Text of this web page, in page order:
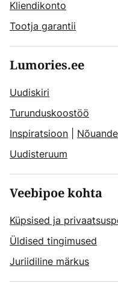
Kliendikonto
Tootja garantii
Lumories.ee
Uudiskiri
Turunduskoostöö
Inspiratsioon
Uudisteruum
Veebipoe kohta
Küpsised ja
Üldised tingimused
Juriidiline märkus